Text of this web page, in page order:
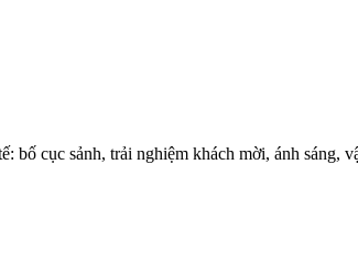
cục sảnh, trải nghiệm khách mời, ánh sáng,